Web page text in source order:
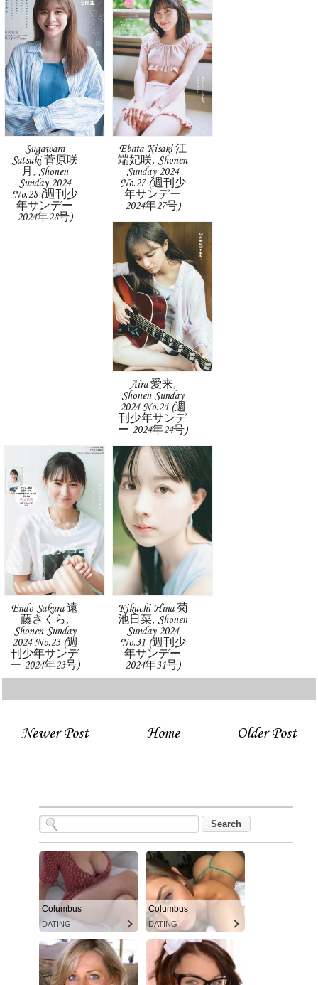
Sugawara
Satsuki 菅原咲
月, Shonen
Sunday 2024
No.28 (週刊少
年サンデー
2024年28号)
Ebata Kisaki 江
端妃咲, Shonen
Sunday 2024
No.27 (週刊少
年サンデー
2024年27号)
Aira 愛来,
Shonen Sunday
2024 No.24 (週
刊少年サンデ
ー 2024年24号)
Endo Sakura 遠
藤さくら,
Shonen Sunday
2024 No.23 (週
刊少年サンデ
ー 2024年23号)
Kikuchi Hina 菊
池日菜, Shonen
Sunday 2024
No.31 (週刊少
年サンデー
2024年31号)
Newer Post Older Post
Home
Columbus
DATING
Columbus
DATING